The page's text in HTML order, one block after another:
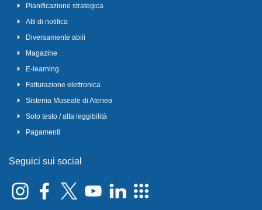
Pianificazione strategica
Atti di notifica
Diversamente abili
Magazine
E-learning
Fatturazione elettronica
Sistema Museale di Ateneo
Solo testo / alta leggibilità
Pagamenti
Seguici sui social